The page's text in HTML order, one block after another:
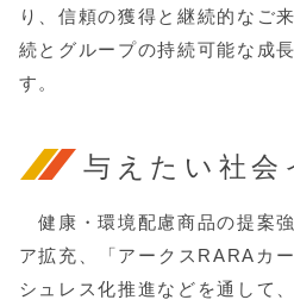
り、信頼の獲得と継続的なご
続とグループの持続可能な成
す。
与えたい社会
健康・環境配慮商品の提案
ア拡充、「アークスRARAカ
シュレス化推進などを通して